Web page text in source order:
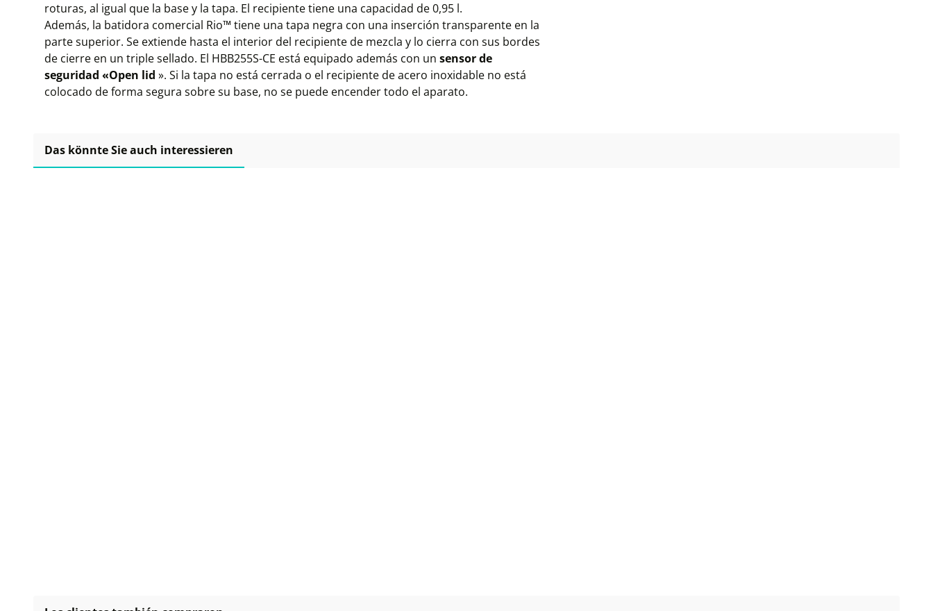
roturas, al igual que la base y la tapa. El recipiente tiene una capacidad de 0,95 l.
Además, la batidora comercial Rio™ tiene una tapa negra con una inserción transparente en la
parte superior. Se extiende hasta el interior del recipiente de mezcla y lo cierra con sus bordes
de cierre en un triple sellado. El HBB255S-CE está equipado además con un sensor de
seguridad «Open lid ». Si la tapa no está cerrada o el recipiente de acero inoxidable no está
colocado de forma segura sobre su base, no se puede encender todo el aparato.
Das könnte Sie auch interessieren